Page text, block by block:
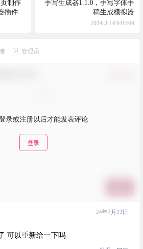
制作
插件
手写生成器1.1.0，手写字体手
稿生成模拟器
2024-3-14 9:03:04
M 管理员
录或注册以后才能发表评论
登录
24年7月22日
可以重新给一下吗